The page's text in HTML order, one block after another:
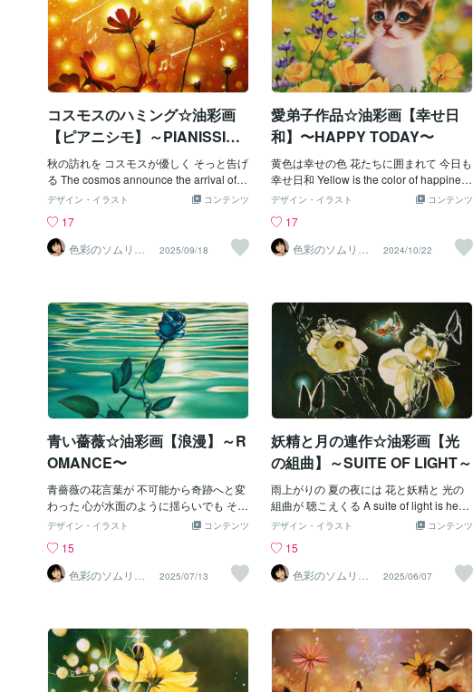
コスモスのハミング☆油彩画
【ピアニシモ】～PIANISSIMO
～
秋の訪れを コスモスが優しく そっと告げ
る The cosmos announce the arrival of a
utumn with their gentle pianissimo.作品
ットへ出品https://coconala.com/contents
_market/pictures/cmfpw3erp01tkal0hepc
opyy7◎風景画＆植物画の御依頼はこち
コンテンツ
デザイン・イラスト
17
色彩のソムリエ
（画家）
2025/09/18
愛弟子作品☆油彩画【幸せ日
和】〜HAPPY TODAY〜
黄色は幸せの色 花たちに囲まれて 今日も
幸せ日和 Yellow is the color of happines
s...Surrounded by flowers, the kitten is ha
コンテンツ
デザイン・イラスト
17
色彩のソムリエ
（画家）
2024/10/22
青い薔薇☆油彩画【浪漫】～R
OMANCE〜
青薔薇の花言葉が 不可能から奇跡へと変
わった 心が水面のように揺らいでも その
胸に青薔薇を持ち続けて 想いを同じ色に
ter surface...Blue rose of miracle is believ
e!作品画像【浪漫】はコンテンツマーケ
ットへ出品中https://coconala.com/conten
像【浪漫】の御購入をありがとうござい
ました！◎お部屋に飾る花の絵＆静物画
の御依頼は
コンテンツ
デザイン・イラスト
15
色彩のソムリエ
（画家）
2025/07/13
妖精と月の連作☆油彩画【光
の組曲】～SUITE OF LIGHT～
雨上がりの 夏の夜には 花と妖精と 光の
組曲が 聴こえくる A suite of light is hear
d with flowers and a fairy.雨上がりの夏の
る A suite of light is heard with flowers an
d fullmoon.◎背景画＆静物画の御依頼は
こちらから
コンテンツ
デザイン・イラスト
15
色彩のソムリエ
（画家）
2025/06/07